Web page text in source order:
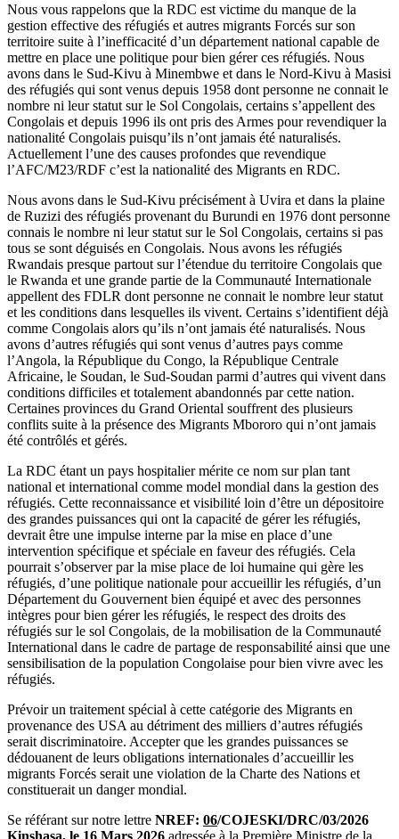
Nous vous rappelons que la RDC est victime du manque de la
gestion effective des réfugiés et autres migrants Forcés sur son
territoire suite à l’inefficacité d’un département national capable de
mettre en place une politique pour bien gérer ces réfugiés. Nous
avons dans le Sud-Kivu à Minembwe et dans le Nord-Kivu à Masisi
des réfugiés qui sont venus depuis 1958 dont personne ne connait le
nombre ni leur statut sur le Sol Congolais, certains s’appellent des
Congolais et depuis 1996 ils ont pris des Armes pour revendiquer la
nationalité Congolais puisqu’ils n’ont jamais été naturalisés.
Actuellement l’une des causes profondes que revendique
l’AFC/M23/RDF c’est la nationalité des Migrants en RDC.
Nous avons dans le Sud-Kivu précisément à Uvira et dans la plaine
de Ruzizi des réfugiés provenant du Burundi en 1976 dont personne
connais le nombre ni leur statut sur le Sol Congolais, certains si pas
tous se sont déguisés en Congolais. Nous avons les réfugiés
Rwandais presque partout sur l’étendue du territoire Congolais que
le Rwanda et une grande partie de la Communauté Internationale
appellent des FDLR dont personne ne connait le nombre leur statut
et les conditions dans lesquelles ils vivent. Certains s’identifient déjà
comme Congolais alors qu’ils n’ont jamais été naturalisés. Nous
avons d’autres réfugiés qui sont venus d’autres pays comme
l’Angola, la République du Congo, la République Centrale
Africaine, le Soudan, le Sud-Soudan parmi d’autres qui vivent dans
conditions difficiles et totalement abandonnés par cette nation.
Certaines provinces du Grand Oriental souffrent des plusieurs
conflits suite à la présence des Migrants Mbororo qui n’ont jamais
été contrôlés et gérés.
La RDC étant un pays hospitalier mérite ce nom sur plan tant
national et international comme model mondial dans la gestion des
réfugiés. Cette reconnaissance et visibilité loin d’être un dépositoire
des grandes puissances qui ont la capacité de gérer les réfugiés,
devrait être une impulse interne par la mise en place d’une
intervention spécifique et spéciale en faveur des réfugiés. Cela
pourrait s’observer par la mise place de loi humaine qui gère les
réfugiés, d’une politique nationale pour accueillir les réfugiés, d’un
Département du Gouvernent bien équipé et avec des personnes
intègres pour bien gérer les réfugiés, le respect des droits des
réfugiés sur le sol Congolais, de la mobilisation de la Communauté
International dans le cadre de partage de responsabilité ainsi que une
sensibilisation de la population Congolaise pour bien vivre avec les
réfugiés.
Prévoir un traitement spécial à cette catégorie des Migrants en
provenance des USA au détriment des milliers d’autres réfugiés
serait discriminatoire. Accepter que les grandes puissances se
dédouanent de leurs obligations internationales d’accueillir les
migrants Forcés serait une violation de la Charte des Nations et
constituerait un danger mondial.
Se référant sur notre lettre NREF: 06/COJESKI/DRC/03/2026
Kinshasa, le 16 Mars 2026 adressée à la Première Ministre de la